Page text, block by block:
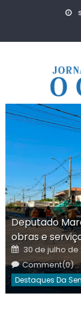
Deputado
obras e
Posted
on
30 de julho de
Comment(0)
Destaques Da